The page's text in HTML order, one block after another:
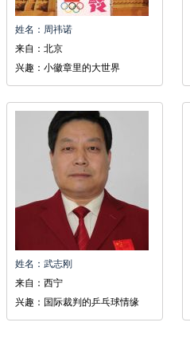
姓名：周祎诺
来自：北京
兴趣：小徽章里的大世界
姓名：武志刚
来自：西宁
兴趣：国际裁判的乒乓球情缘